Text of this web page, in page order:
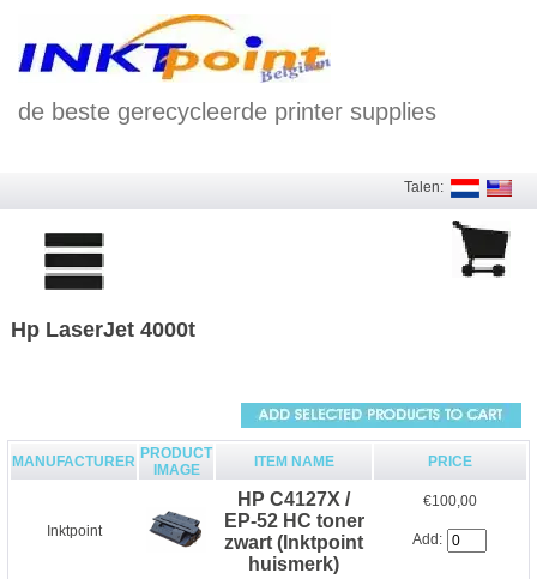
de beste gerecycleerde printer supplies
Talen:
Hp LaserJet 4000t
MANUFACTURER PRODUCT
IMAGE
ITEM NAME PRICE
Inktpoint
HP C4127X /
EP-52 HC toner
zwart (Inktpoint
huismerk)
€100,00
Add: